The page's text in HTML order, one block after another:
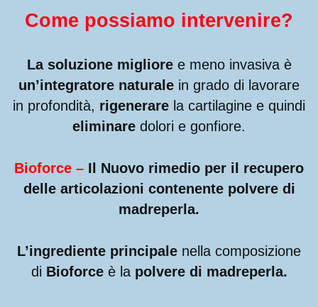
Come possiamo intervenire?
La soluzione miglioree meno invasiva è
un’integratore naturale in grado di lavorare
in profondità, rigenerare la cartilagine e quindi
eliminare dolori e gonfiore.
Bioforce – Il Nuovo rimedio per il recupero
delle articolazioni contenente polvere di
madreperla.
L’ingrediente principale nella composizione
di Bioforceè la polvere di madreperla.